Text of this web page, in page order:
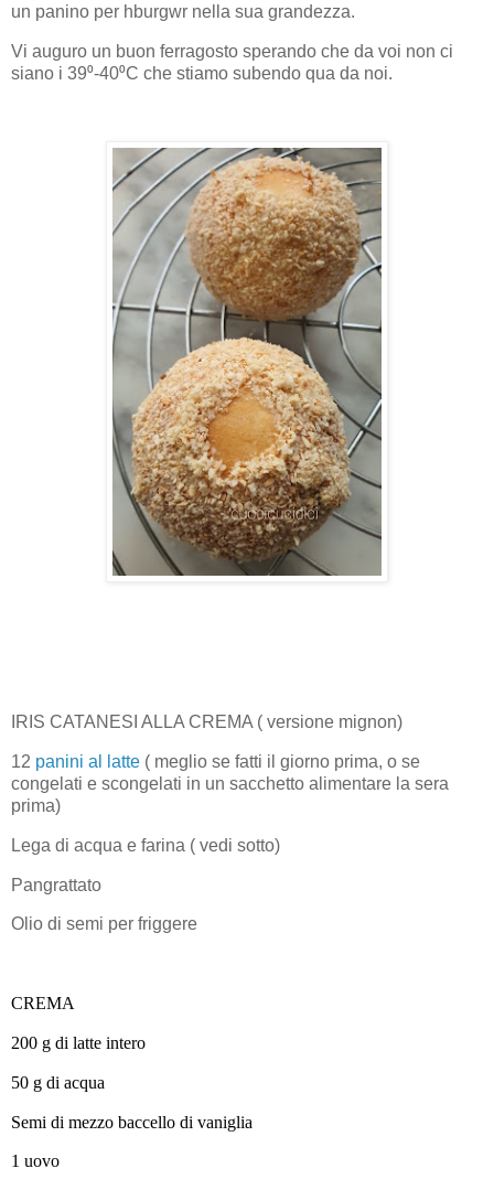
un panino per hburgwr nella sua grandezza.
Vi auguro un buon ferragosto sperando che da voi non ci
siano i 39⁰-40⁰C che stiamo subendo qua da noi.
IRIS CATANESI ALLA CREMA ( versione mignon)
12 panini al latte ( meglio se fatti il giorno prima, o se
congelati e scongelati in un sacchetto alimentare la sera
prima)
Lega di acqua e farina ( vedi sotto)
Pangrattato
Olio di semi per friggere
CREMA
200 g di latte intero
50 g di acqua
Semi di mezzo baccello di vaniglia
1 uovo